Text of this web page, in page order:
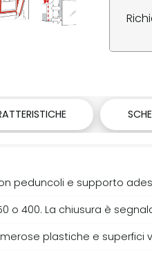
peduncoli e supporto
o 400. La chiusura è
plastiche e